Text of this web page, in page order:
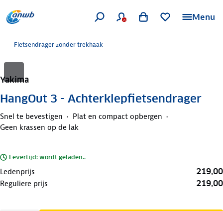
Menu
Fietsendrager zonder trekhaak
Yakima
HangOut 3 - Achterklepfietsendrager
Snel te bevestigen
Plat en compact opbergen
Geen krassen op de lak
Levertijd: wordt geladen..
Ledenprijs 219,00
Reguliere prijs 219,00